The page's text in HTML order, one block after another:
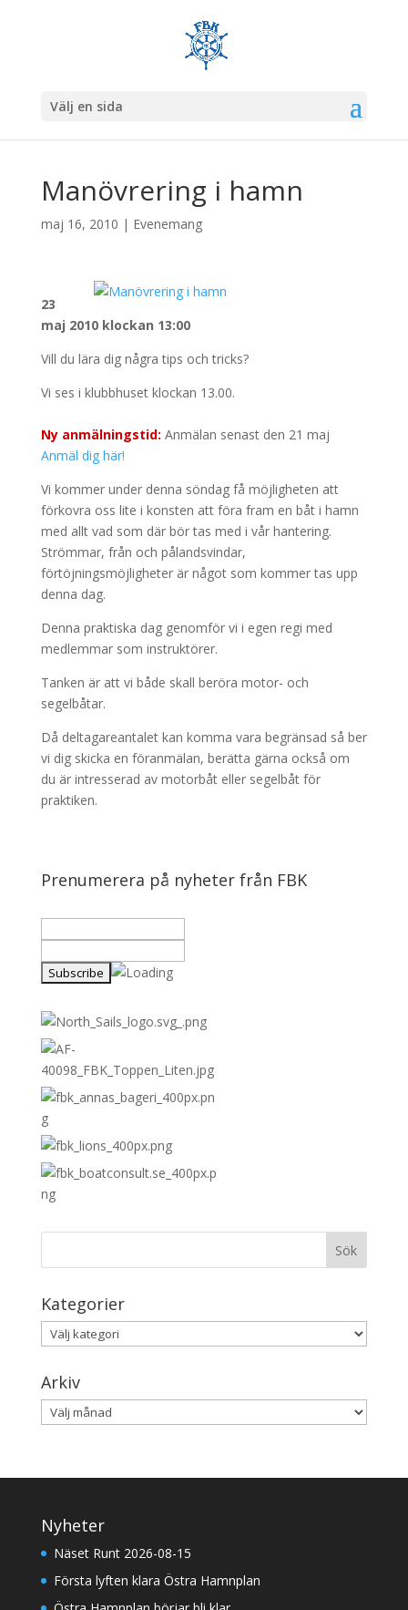
Välj en sida
Manövrering i hamn
maj 16, 2010 | Evenemang
23
maj 2010 klockan 13:00
Vill du lära dig några tips och tricks?
Vi ses i klubbhuset klockan 13.00.
Ny anmälningstid: Anmälan senast den 21 maj
Anmäl dig här!
Vi kommer under denna söndag få möjligheten att
förkovra oss lite i konsten att föra fram en båt i hamn
med allt vad som där bör tas med i vår hantering.
Strömmar, från och pålandsvindar,
förtöjningsmöjligheter är något som kommer tas upp
denna dag.
Denna praktiska dag genomför vi i egen regi med
medlemmar som instruktörer.
Tanken är att vi både skall beröra motor- och
segelbåtar.
Då deltagareantalet kan komma vara begränsad så ber
vi dig skicka en föranmälan, berätta gärna också om
du är intresserad av motorbåt eller segelbåt för
praktiken.
Prenumerera på nyheter från FBK
Kategorier
Kategorier
Arkiv
Arkiv
Nyheter
Näset Runt 2026-08-15
Första lyften klara Östra Hamnplan